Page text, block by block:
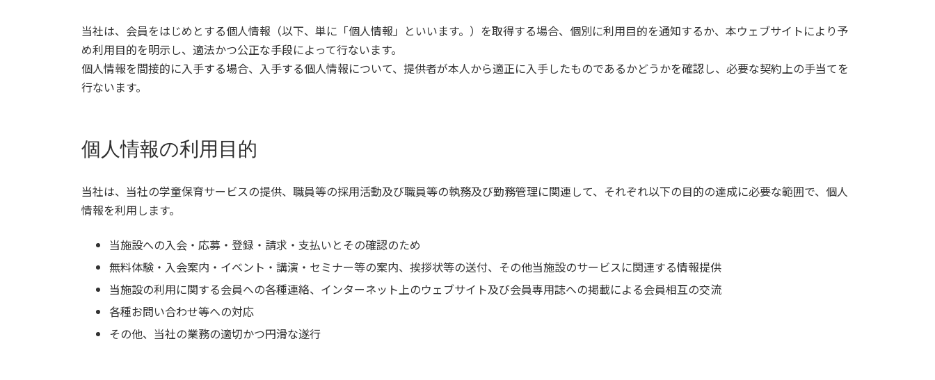
当社は、会員をはじめとする個人情報（以下、単に「個人情報」といいます。）を取得する場合、個別に利用目的を通知するか、本ウェブサイトにより予
め利用目的を明示し、適法かつ公正な手段によって行ないます。
個人情報を間接的に入手する場合、入手する個人情報について、提供者が本人から適正に入手したものであるかどうかを確認し、必要な契約上の手当てを
行ないます。
個人情報の利用目的
当社は、当社の学童保育サービスの提供、職員等の採用活動及び職員等の執務及び勤務管理に関連して、それぞれ以下の目的の達成に必要な範囲で、個人
情報を利用します。
当施設への入会・応募・登録・請求・支払いとその確認のため
無料体験・入会案内・イベント・講演・セミナー等の案内、挨拶状等の送付、その他当施設のサービスに関連する情報提供
当施設の利用に関する会員への各種連絡、インターネット上のウェブサイト及び会員専用誌への掲載による会員相互の交流
各種お問い合わせ等への対応
その他、当社の業務の適切かつ円滑な遂行